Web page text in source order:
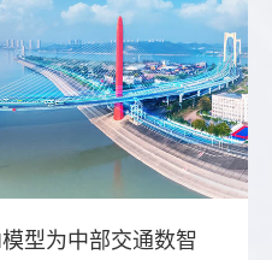
型为中部交通数智